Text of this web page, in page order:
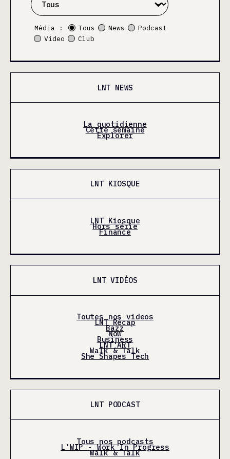
Média : Tous News
Podcast
Video
Club
LNT NEWS
La quotidienne
Cette semaine
Explorer
LNT KIOSQUE
LNT Kiosque
Hors série
Finance
LNT VIDÉOS
Toutes nos videos
LNT Récap
Bazz
Now
Business
LNT'ART
Walk & Talk
She Shapes Tech
LNT PODCAST
Tous nos podcasts
L'WIP - Work In Progress
Walk & Talk